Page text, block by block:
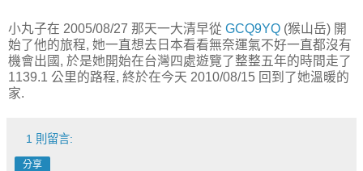
小丸子在 2005/08/27 那天一大清早從 GCQ9YQ (猴山岳) 開
始了他的旅程, 她一直想去日本看看無奈運氣不好一直都沒有
機會出國, 於是她開始在台灣四處遊覽了整整五年的時間走了
1139.1 公里的路程, 終於在今天 2010/08/15 回到了她溫暖的
家.
1 則留言:
分享